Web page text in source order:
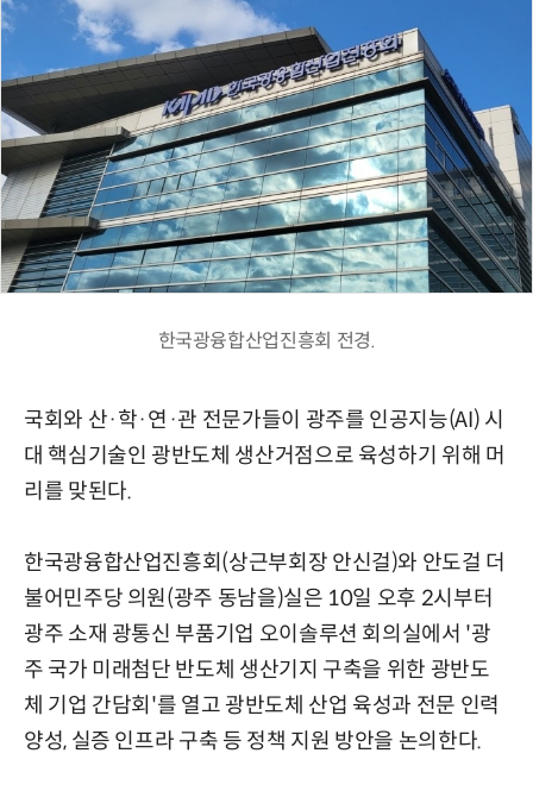
한국광융합산업진흥회 전경.
국회와 산·학·연·관 전문가들이 광주를 인공지능(AI) 시
대 핵심기술인 광반도체 생산거점으로 육성하기 위해 머
리를 맞된다.
한국광융합산업진흥회(상근부회장 안신걸)와 안도걸 더
불어민주당 의원(광주 동남을)실은 10일 오후 2시부터
광주 소재 광통신 부품기업 오이솔루션 회의실에서 '광
주 국가 미래첨단 반도체 생산기지 구축을 위한 광반도
체 기업 간담회'를 열고 광반도체 산업 육성과 전문 인력
양성, 실증 인프라 구축 등 정책 지원 방안을 논의한다.